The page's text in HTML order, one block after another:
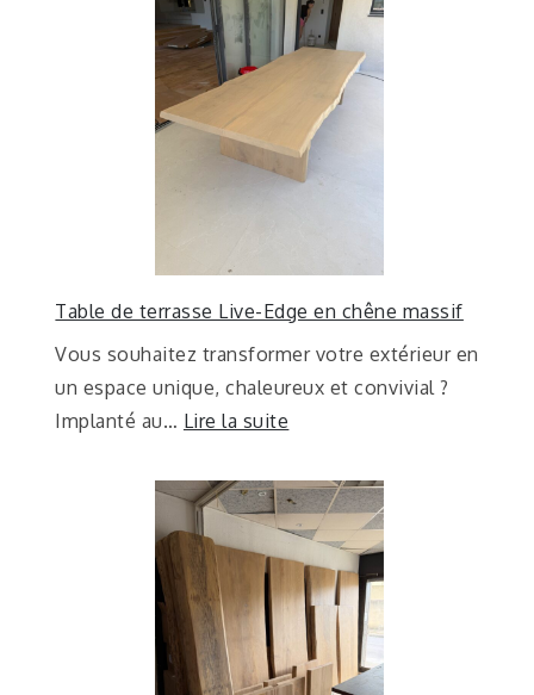
Table de terrasse Live-Edge en chêne massif
Vous souhaitez transformer votre extérieur en
un espace unique, chaleureux et convivial ?
Implanté au… Lire la suite